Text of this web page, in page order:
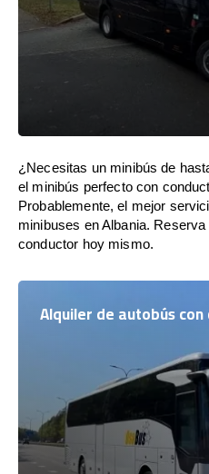
¿Necesitas un minibús de
el minibús perfecto con
Probablemente, el mejor
minibuses en Albania.
conductor hoy mismo.
Alquiler de autobús